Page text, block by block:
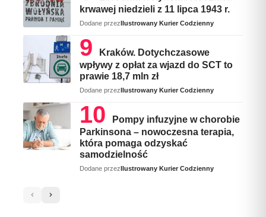
krwawej niedzieli z 11 lipca 1943 r.
Dodane przezIlustrowany Kurier Codzienny
Kraków. Dotychczasowe
wpływy z opłat za wjazd do SCT to
prawie 18,7 mln zł
Dodane przezIlustrowany Kurier Codzienny
Pompy infuzyjne w chorobie
Parkinsona – nowoczesna terapia,
która pomaga odzyskać
samodzielność
Dodane przezIlustrowany Kurier Codzienny